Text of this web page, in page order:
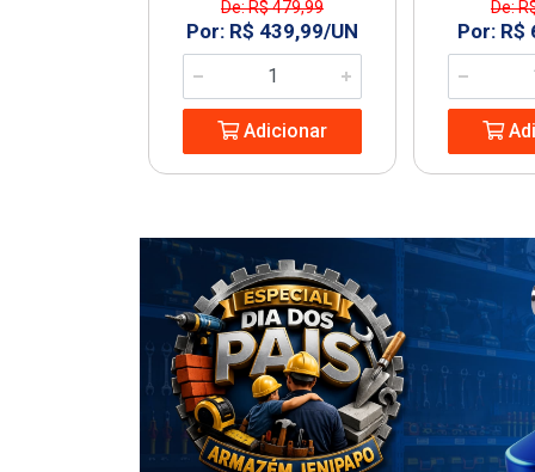
De: R$ 479,99
Por: R$ 439,99/UN
Adicionar
De:
Por: R$